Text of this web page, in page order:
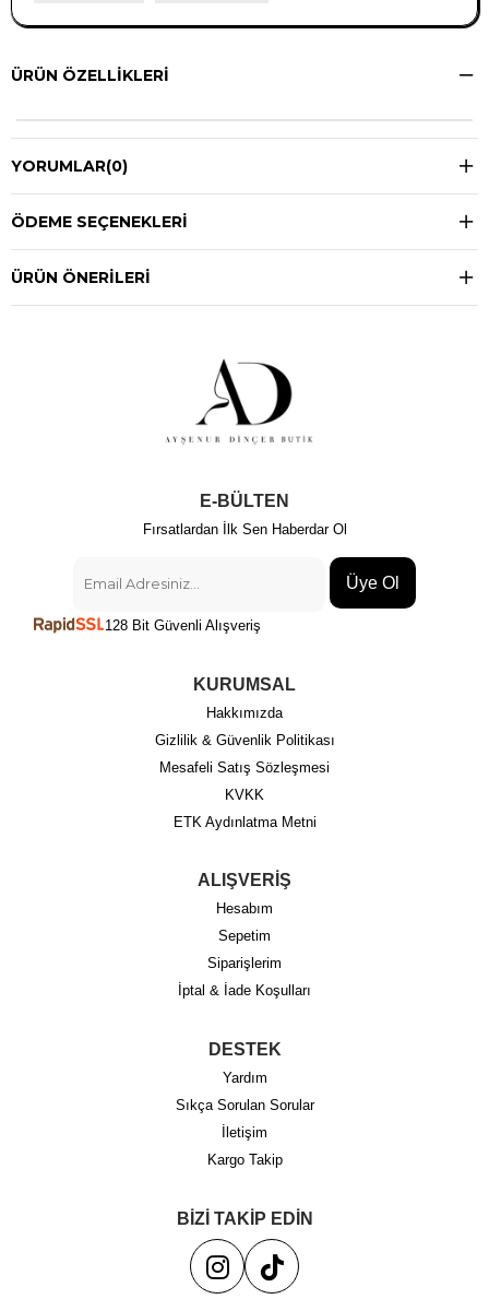
ÜRÜN ÖZELLIKLERI
YORUMLAR(0)
ÖDEME SEÇENEKLERI
ÜRÜN ÖNERILERI
E-BÜLTEN
Fırsatlardan İlk Sen Haberdar Ol
Üye Ol
128 Bit Güvenli Alışveriş
KURUMSAL
Hakkımızda
Gizlilik & Güvenlik Politikası
Mesafeli Satış Sözleşmesi
KVKK
ETK Aydınlatma Metni
ALIŞVERİŞ
Hesabım
Sepetim
Siparişlerim
İptal & İade Koşulları
DESTEK
Yardım
Sıkça Sorulan Sorular
İletişim
Kargo Takip
BİZİ TAKİP EDİN